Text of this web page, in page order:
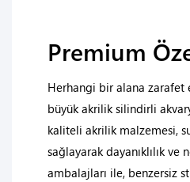
Premium
Herhangi bir alana zarafet
büyük akrilik silindirli
kaliteli akrilik malzemesi,
sağlayarak dayanıklılık
ambalajları ile, benzersiz